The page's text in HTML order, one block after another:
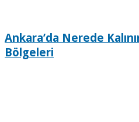
Ankara’da Nerede
Bölgeleri